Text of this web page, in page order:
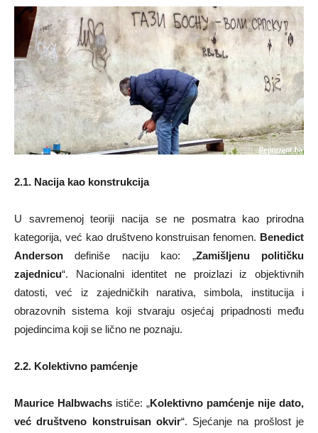
2.1. Nacija kao konstrukcija
U savremenoj teoriji nacija se ne posmatra kao prirodna
kategorija, već kao društveno konstruisan fenomen. Benedict
Anderson definiše naciju kao: „Zamišljenu političku
zajednicu“. Nacionalni identitet ne proizlazi iz objektivnih
datosti, već iz zajedničkih narativa, simbola, institucija i
obrazovnih sistema koji stvaraju osjećaj pripadnosti među
pojedincima koji se lično ne poznaju.
2.2. Kolektivno pamćenje
Maurice Halbwachs ističe: „Kolektivno pamćenje nije dato,
već društveno konstruisan okvir“. Sjećanje na prošlost je